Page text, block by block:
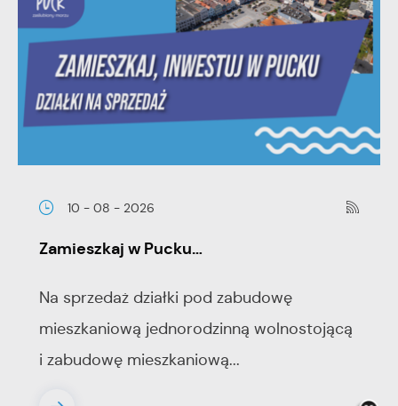
10 - 08 - 2026
Zamieszkaj w Pucku…
Na sprzedaż działki pod zabudowę
mieszkaniową jednorodzinną wolnostojącą
i zabudowę mieszkaniową...